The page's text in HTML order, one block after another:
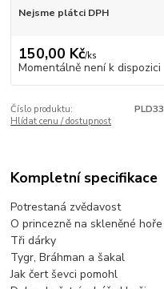
Nejsme plátci DPH
150,00 Kč/ks
Momentálně není k dispozici
Číslo produktu:
PLD33
Hlídat cenu / dostupnost
Kompletní specifikace
Potrestaná zvědavost
O princezně na skleněné hoře
Tři dárky
Tygr, Bráhman a šakal
Jak čert ševci pomohl